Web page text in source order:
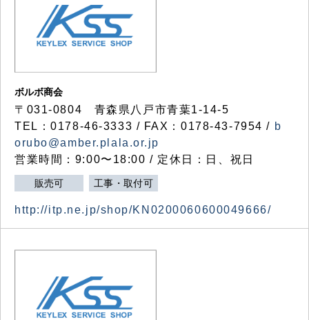
ボルボ商会
〒031-0804 青森県八戸市青葉1-14-5
TEL：0178-46-3333 / FAX：0178-43-7954 / b
orubo@amber.plala.or.jp
営業時間：9:00〜18:00 / 定休日：日、祝日
販売可 工事・取付可
http://itp.ne.jp/shop/KN0200060600049666/